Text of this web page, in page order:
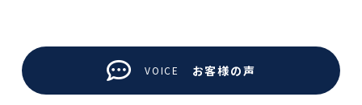
VOICE お客様の声